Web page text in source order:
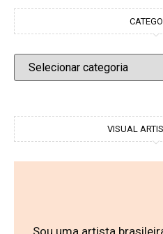
VISUAL
Sou uma artista